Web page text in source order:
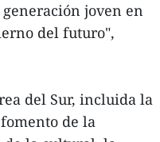
joven en
del futuro",
del Sur, incluida la
de la